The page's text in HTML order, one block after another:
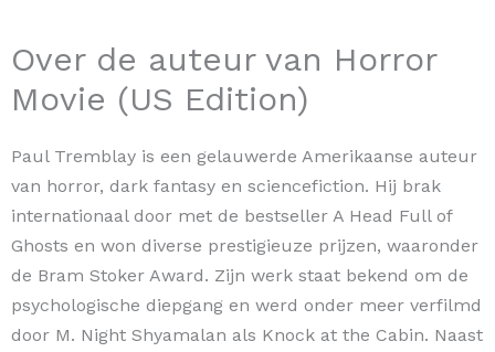
Over de auteur van Horror
Movie (US Edition)
Paul Tremblay is een gelauwerde Amerikaanse auteur
van horror, dark fantasy en sciencefiction. Hij brak
internationaal door met de bestseller A Head Full of
Ghosts en won diverse prestigieuze prijzen, waaronder
de Bram Stoker Award. Zijn werk staat bekend om de
psychologische diepgang en werd onder meer verfilmd
door M. Night Shyamalan als Knock at the Cabin. Naast